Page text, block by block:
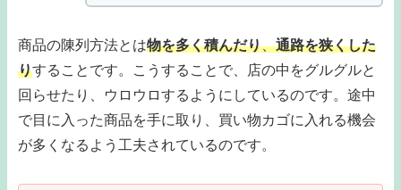
商品の陳列方法とは物を多く積んだり、通路を狭くした
りすることです。こうすることで、店の中をグルグルと
回らせたり、ウロウロするようにしているのです。途中
で目に入った商品を手に取り、買い物カゴに入れる機会
が多くなるよう工夫されているのです。